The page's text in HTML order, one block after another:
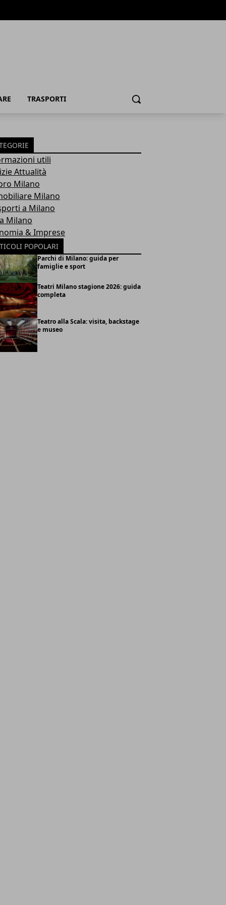
TRASPORTI Cerca
utili
Attualità
Milano
Milano
a Milano
Milano
& Imprese
POPOLARI
Parchi di Milano: guida per
famiglie e sport
Teatri Milano stagione 2026: guida
completa
Teatro alla Scala: visita, backstage
e museo